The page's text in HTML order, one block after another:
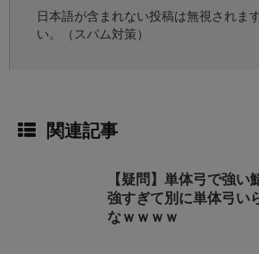
日本語が含まれない投稿は無視されま
い。（スパム対策）
関連記事
【疑問】単体弓で強
強すぎて別に単体弓い
なｗｗｗｗ